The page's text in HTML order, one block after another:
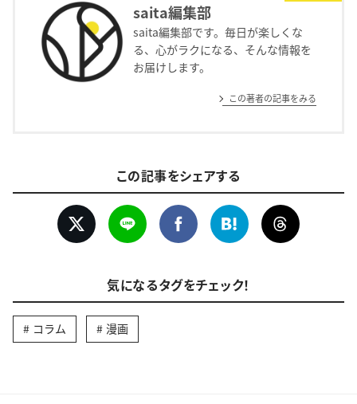
saita編集部
saita編集部です。毎日が楽しくな
る、心がラクになる、そんな情報を
お届けします。
この著者の記事をみる
この記事をシェアする
気になるタグをチェック！
コラム 漫画